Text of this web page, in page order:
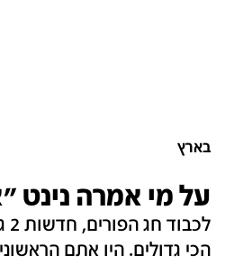
בארץ
על מי אמרה נינט
הכי גדולים. היו אתם